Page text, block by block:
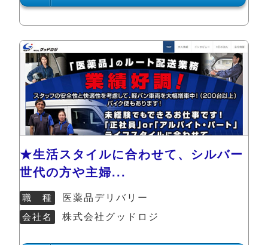
★生活スタイルに合わせて、シルバー
世代の方や主婦...
職 種
医薬品デリバリー
会社名
株式会社グッドロジ